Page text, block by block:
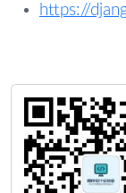
https://